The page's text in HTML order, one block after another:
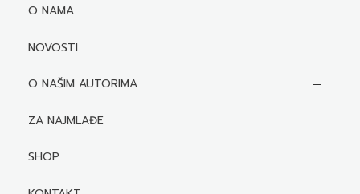
O NAMA
NOVOSTI
O NAŠIM AUTORIMA
Biografije autora
Mediji o autorima i njihovim naslovima
ZA NAJMLAĐE
SHOP